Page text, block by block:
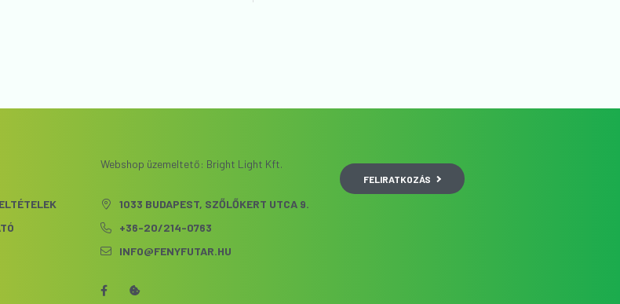
Webshop üzemeltető: Bright Light Kft.
1033 BUDAPEST, SZŐLŐKERT UTCA 9.
+36-20/214-0763
INFO@FENYFUTAR.HU
FELIRATKOZÁS